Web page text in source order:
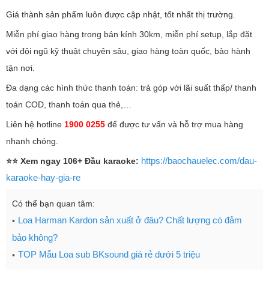
Giá thành sản phẩm luôn được cập nhật, tốt nhất thị trường.
Miễn phí giao hàng trong bán kính 30km, miễn phí setup, lắp đặt
với đội ngũ kỹ thuật chuyên sâu, giao hàng toàn quốc, bảo hành
tận nơi.
Đa dạng các hình thức thanh toán: trả góp với lãi suất thấp/ thanh
toán COD, thanh toán qua thẻ,…
Liên hệ hotline 1900 0255 để được tư vấn và hỗ trợ mua hàng
nhanh chóng.
⭐⭐ Xem ngay 106+ Đầu karaoke: https://baochauelec.com/dau-
karaoke-hay-gia-re
Có thể bạn quan tâm:
Loa Harman Kardon sản xuất ở đâu? Chất lượng có đảm
bảo không?
TOP Mẫu Loa sub BKsound giá rẻ dưới 5 triệu